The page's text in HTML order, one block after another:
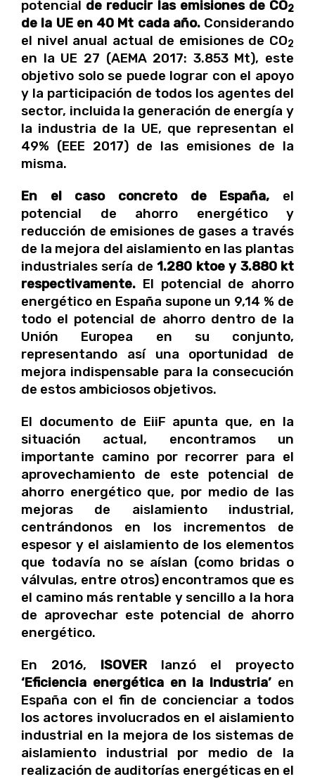
potencial de reducir las emisiones de CO2
de la UE en 40 Mt cada año.Considerando
el nivel anual actual de emisiones de CO2
en la UE 27 (AEMA 2017: 3.853 Mt), este
objetivo solo se puede lograr con el apoyo
y la participación de todos los agentes del
sector, incluida la generación de energía y
la industria de la UE, que representan el
49% (EEE 2017) de las emisiones de la
misma.
En el caso concreto de España, el
potencial de ahorro energético y
reducción de emisiones de gases a través
de la mejora del aislamiento en las plantas
industriales sería de 1.280 ktoe y 3.880 kt
respectivamente. El potencial de ahorro
energético en España supone un 9,14 % de
todo el potencial de ahorro dentro de la
Unión Europea en su conjunto,
representando así una oportunidad de
mejora indispensable para la consecución
de estos ambiciosos objetivos.
El documento de EiiF apunta que, en la
situación actual, encontramos un
importante camino por recorrer para el
aprovechamiento de este potencial de
ahorro energético que, por medio de las
mejoras de aislamiento industrial,
centrándonos en los incrementos de
espesor y el aislamiento de los elementos
que todavía no se aíslan (como bridas o
válvulas, entre otros) encontramos que es
el camino más rentable y sencillo a la hora
de aprovechar este potencial de ahorro
energético.
En 2016, ISOVER lanzó el proyecto
‘Eficiencia energética en la Industria’ en
España con el fin de concienciar a todos
los actores involucrados en el aislamiento
industrial en la mejora de los sistemas de
aislamiento industrial por medio de la
realización de auditorías energéticas en el